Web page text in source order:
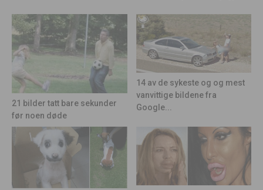
21 bilder tatt bare sekunder
før noen døde
14 av de sykeste og og mest
vanvittige bildene fra
Google...